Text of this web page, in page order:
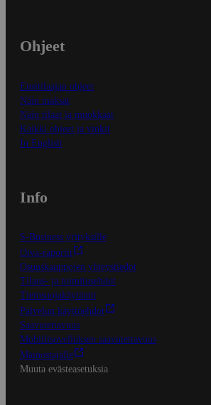
Ohjeet
Ensitilaajan ohjeet
Näin maksat
Näin tilaat ja muokkaat
Kaikki ohjeet ja vinkit
In English
Info
S-Business yrityksille
Oiva-raportit
Osuuskauppojen yhteystiedot
Tilaus- ja toimitusehdot
Tietosuojakäytäntö
Palvelun käyttöehdot
Saavutettavuus
Mobiilisovelluksen saavutettavuus
Mainostajalle
Muuta evästeasetuksia